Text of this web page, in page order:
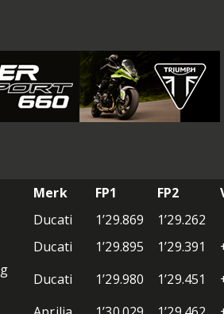
Merk FP1 FP2
Ducati 1’29.869
1’29.262
Ducati 1’29.895 1’29.391
Ducati 1’29.980 1’29.451